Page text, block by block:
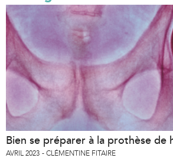
Bien se préparer à la prothèse de
AVRIL 2023 CLÉMENTINE FITAIRE